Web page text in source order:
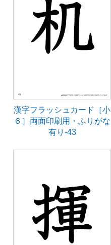
漢字フラッシュカード［小
６］両面印刷用・ふりがな
有り-43